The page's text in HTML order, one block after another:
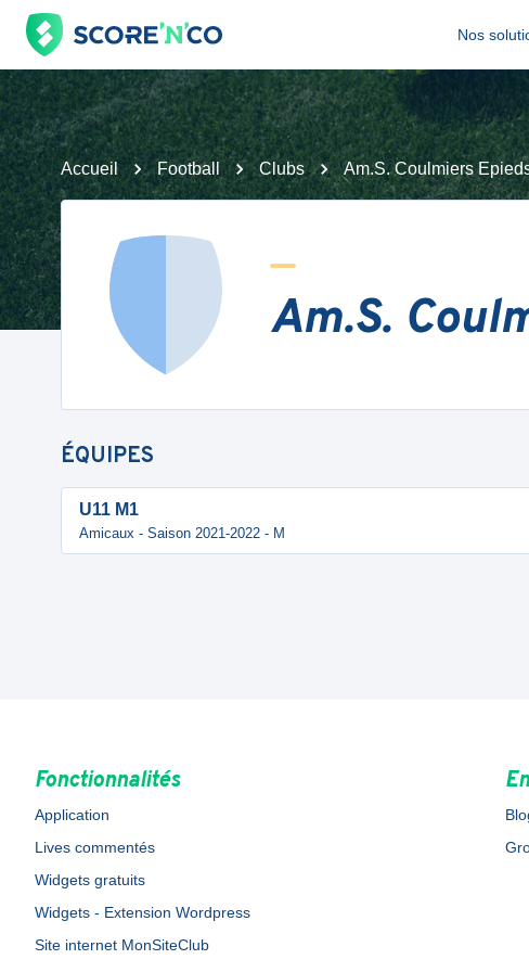
Nos
Accueil Football Clubs Am.S. Coulmiers
Am.S.
ÉQUIPES
U11 M1
Amicaux - Saison 2021-2022 - M
Fonctionnalités
Application
Lives commentés
Widgets gratuits
Widgets - Extension Wordpress
Site internet MonSiteClub